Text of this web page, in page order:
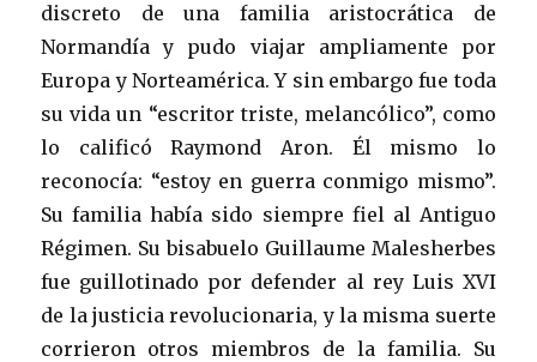
discreto de una familia aristocrática de
Normandía y pudo viajar ampliamente por
Europa y Norteamérica. Y sin embargo fue toda
su vida un “escritor triste, melancólico”, como
lo calificó Raymond Aron. Él mismo lo
reconocía: “estoy en guerra conmigo mismo”.
Su familia había sido siempre fiel al Antiguo
Régimen. Su bisabuelo Guillaume Malesherbes
fue guillotinado por defender al rey Luis XVI
de la justicia revolucionaria, y la misma suerte
corrieron otros miembros de la familia. Su